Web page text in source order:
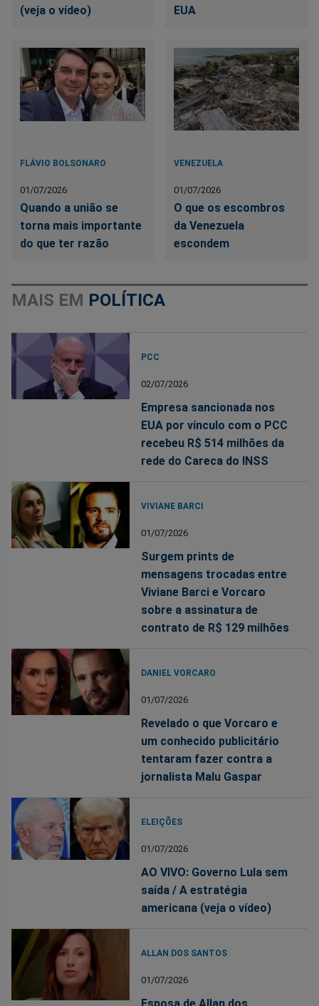
(veja o vídeo)
EUA
FLÁVIO BOLSONARO
01/07/2026
Quando a união se
torna mais importante
do que ter razão
VENEZUELA
01/07/2026
O que os escombros
da Venezuela
escondem
MAIS EM POLÍTICA
PCC
02/07/2026
Empresa sancionada nos
EUA por vínculo com o PCC
recebeu R$ 514 milhões da
rede do Careca do INSS
VIVIANE BARCI
01/07/2026
Surgem prints de
mensagens trocadas entre
Viviane Barci e Vorcaro
sobre a assinatura de
contrato de R$ 129 milhões
DANIEL VORCARO
01/07/2026
Revelado o que Vorcaro e
um conhecido publicitário
tentaram fazer contra a
jornalista Malu Gaspar
ELEIÇÕES
01/07/2026
AO VIVO: Governo Lula sem
saída / A estratégia
americana (veja o vídeo)
ALLAN DOS SANTOS
01/07/2026